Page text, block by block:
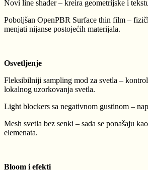
Novi line shader – kreira geometrijske i
Poboljšan OpenPBR Surface thin film –
menjati nijanse postojećih materijala.
Osvetljenje
Fleksibilniji sampling mod za svetla –
lokalnog uzorkovanja svetla.
Light blockers sa negativnom gustinom –
Mesh svetla bez senki – sada se ponašaju
elemenata.
Bloom i efekti